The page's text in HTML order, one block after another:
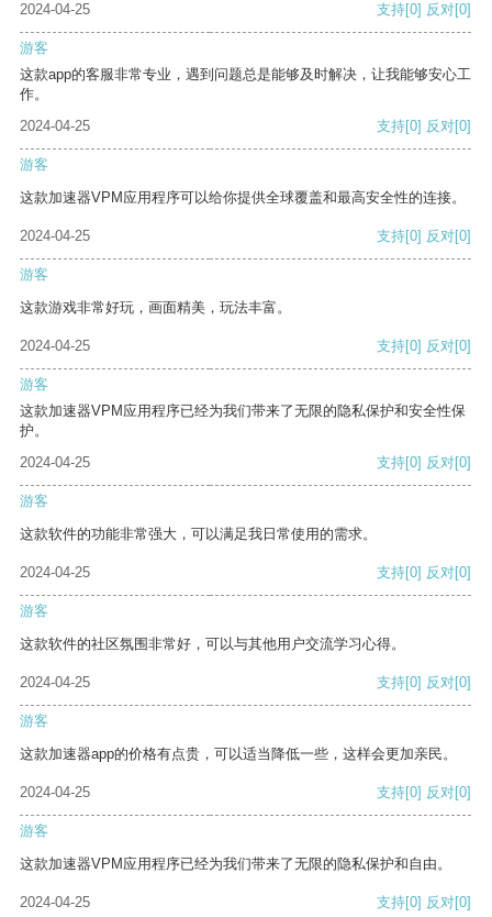
2024-04-25 支持[0] 反对[0]
游客
这款app的客服非常专业，遇到问题总是能够及时解决，让我能够安心工
作。
2024-04-25
支持[0] 反对[0]
游客
这款加速器VPM应用程序可以给你提供全球覆盖和最高安全性的连接。
2024-04-25 支持[0] 反对[0]
游客
这款游戏非常好玩，画面精美，玩法丰富。
2024-04-25 支持[0] 反对[0]
游客
这款加速器VPM应用程序已经为我们带来了无限的隐私保护和安全性保
护。
2024-04-25
支持[0] 反对[0]
游客
这款软件的功能非常强大，可以满足我日常使用的需求。
2024-04-25 支持[0] 反对[0]
游客
这款软件的社区氛围非常好，可以与其他用户交流学习心得。
2024-04-25 支持[0] 反对[0]
游客
这款加速器app的价格有点贵，可以适当降低一些，这样会更加亲民。
2024-04-25 支持[0] 反对[0]
游客
这款加速器VPM应用程序已经为我们带来了无限的隐私保护和自由。
2024-04-25 支持[0] 反对[0]